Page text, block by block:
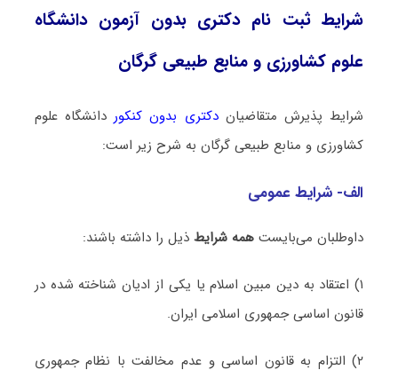
شرایط ثبت نام دکتری بدون آزمون دانشگاه
علوم کشاورزی و منابع طبیعی گرگان
شرایط پذیرش متقاضیاندکتری بدون کنکور دانشگاه علوم
کشاورزی و منابع طبیعی گرگان به شرح زیر است:
الف- شرایط عمومی
داوطلبان می‌بایست همه شرایطذیل را داشته باشند:
۱) اعتقاد به دین مبین اسلام یا یکی از ادیان شناخته شده در
قانون اساسی جمهوری اسلامی ایران.
۲) التزام به قانون اساسی و عدم مخالفت با نظام جمهوری